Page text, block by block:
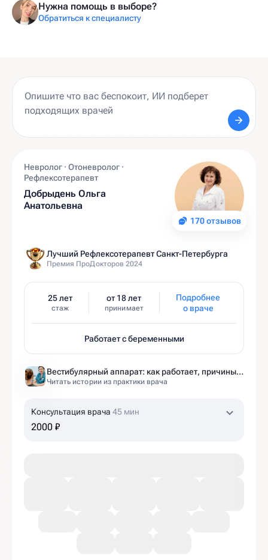
Нужна помощь в выборе?
Обратиться к специалисту
170 отзывов
Невролог · Отоневролог ·
Рефлексотерапевт
Добрыдень Ольга
Анатольевна
Лучший Рефлексотерапевт Санкт-Петербурга
Премия ПроДокторов 2024
25 лет
стаж
от 18 лет
принимает
Подробнее
о враче
Работает с беременными
Вестибулярный аппарат: как работает, причины нарушений и как тренировать?
Читать истории из практики врача
Консультация врача 45 мин
2000 ₽